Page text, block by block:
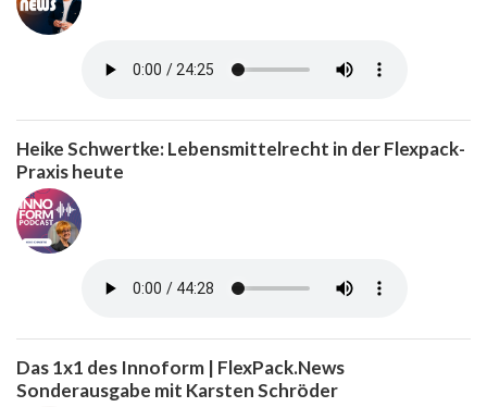
Heike Schwertke: Lebensmittelrecht in der Flexpack-
Praxis heute
Das 1x1 des Innoform | FlexPack.News
Sonderausgabe mit Karsten Schröder